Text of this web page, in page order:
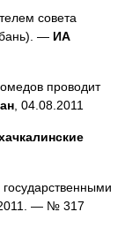
совета
— ИА
проводит
, 04.08.2011
— № 317